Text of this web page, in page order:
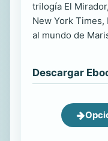
trilogía El
New York Times,
al mundo de
Descargar